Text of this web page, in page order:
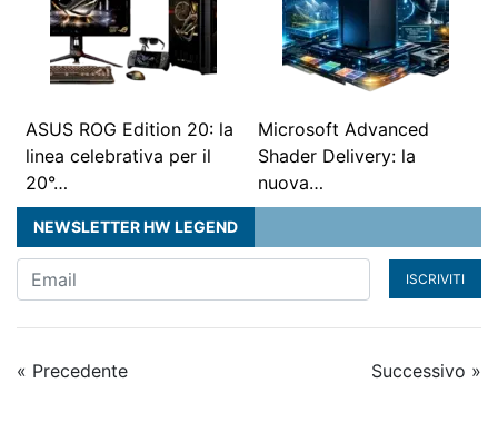
ASUS ROG Edition 20: la
linea celebrativa per il
20°…
Microsoft Advanced
Shader Delivery: la
nuova…
NEWSLETTER HW LEGEND
ISCRIVITI
« Precedente Successivo »